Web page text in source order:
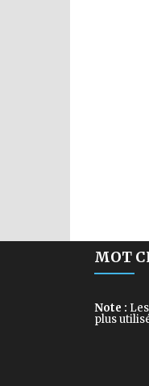
MOT
Note :
plus